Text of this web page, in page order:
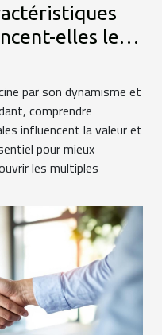
elles le
de luxe ?
par son dynamisme et
comprendre
influencent la valeur et
pour mieux
les multiples